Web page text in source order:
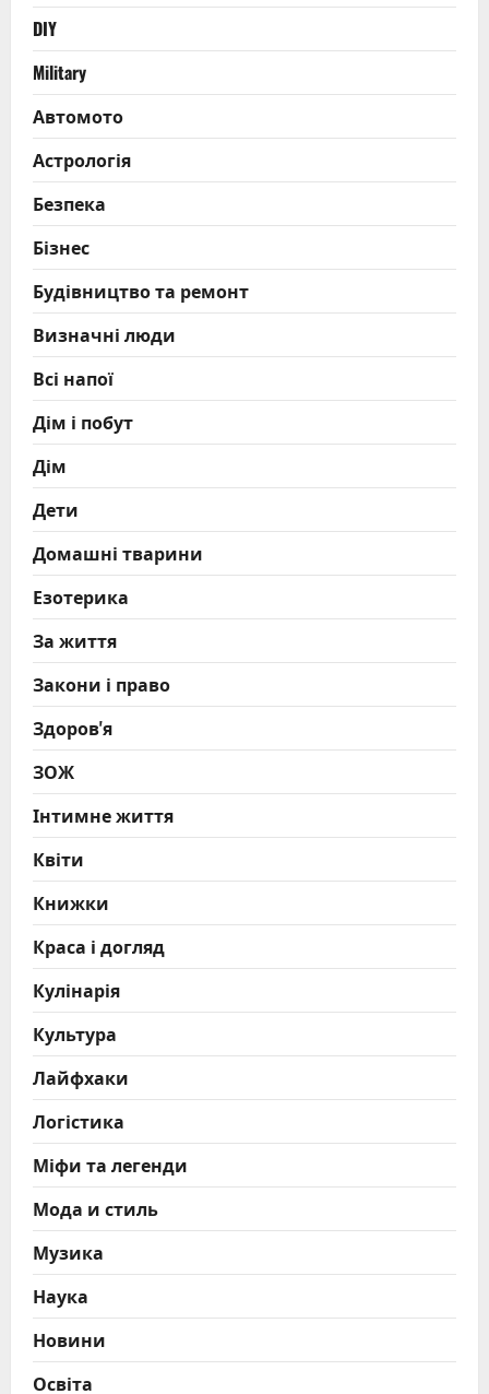
DIY
Military
Автомото
Астрологія
Безпека
Бізнес
Будівництво та ремонт
Визначні люди
Всі напої
Дім і побут
Дім
Дети
Домашні тварини
Езотерика
За життя
Закони і право
Здоров'я
ЗОЖ
Інтимне життя
Квіти
Книжки
Краса і догляд
Кулінарія
Культура
Лайфхаки
Логістика
Міфи та легенди
Мода и стиль
Музика
Наука
Новини
Освіта